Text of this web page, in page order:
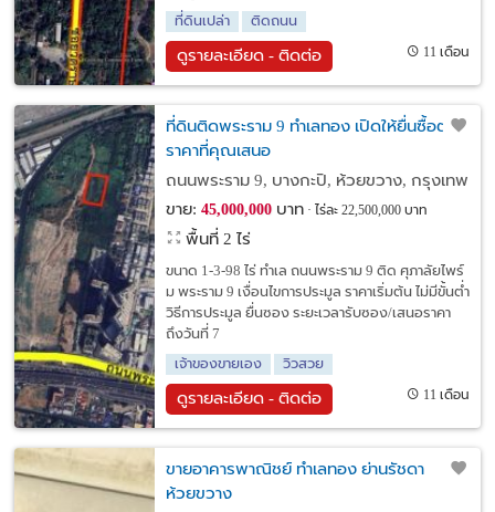
ที่ดินเปล่า
ติดถนน
ดูรายละเอียด - ติดต่อ 11 เดือน
ที่ดินติดพระราม 9 ทำเลทอง เปิดให้ยื่นซื้อตาม
ราคาที่คุณเสนอ
ถนนพระราม 9, บางกะปิ, ห้วยขวาง, กรุงเทพ
ขาย: 45,000,000บาท ไร่ละ 22,500,000 บาท
พื้นที่ 2 ไร่
ขนาด 1-3-98 ไร่ ทำเล ถนนพระราม 9 ติด ศุภาลัยไพร์
ม พระราม 9 เงื่อนไขการประมูล ราคาเริ่มต้น ไม่มีขั้นต่ำ
วิธีการประมูล ยื่นซอง ระยะเวลารับซอง/เสนอราคา
ถึงวันที่ 7
เจ้าของขายเอง
วิวสวย
ดูรายละเอียด - ติดต่อ 11 เดือน
ขายอาคารพาณิชย์ ทำเลทอง ย่านรัชดา
ห้วยขวาง